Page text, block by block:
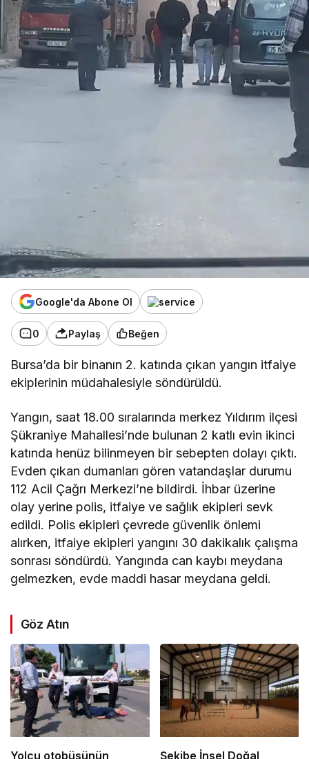
Google'da Abone Ol
0 Paylaş Beğen
Bursa’da bir binanın 2. katında çıkan yangın itfaiye
ekiplerinin müdahalesiyle söndürüldü.
Yangın, saat 18.00 sıralarında merkez Yıldırım ilçesi
Şükraniye Mahallesi’nde bulunan 2 katlı evin ikinci
katında henüz bilinmeyen bir sebepten dolayı çıktı.
Evden çıkan dumanları gören vatandaşlar durumu
112 Acil Çağrı Merkezi’ne bildirdi. İhbar üzerine
olay yerine polis, itfaiye ve sağlık ekipleri sevk
edildi. Polis ekipleri çevrede güvenlik önlemi
alırken, itfaiye ekipleri yangını 30 dakikalık çalışma
sonrası söndürdü. Yangında can kaybı meydana
gelmezken, evde maddi hasar meydana geldi.
Göz Atın
Yolcu otobüsünün Şekibe İnsel Doğal